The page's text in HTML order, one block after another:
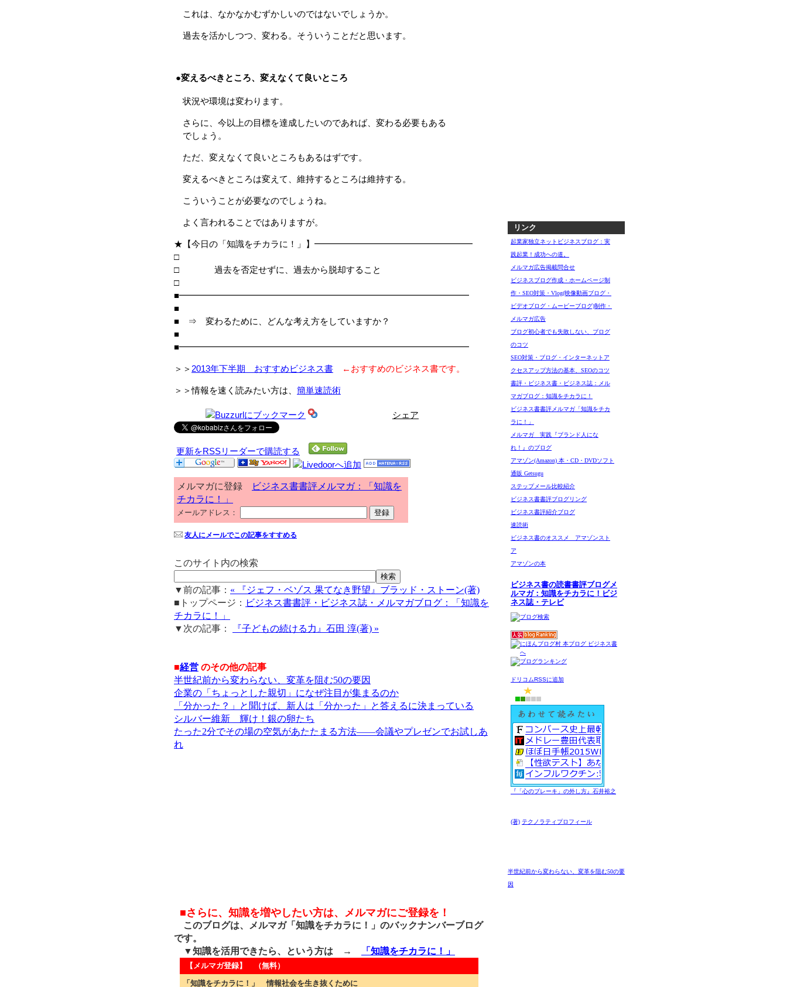
これは、なかなかむずかしいのではないでしょうか。
過去を活かしつつ、変わる。そういうことだと思います。
●変えるべきところ、変えなくて良いところ
状況や環境は変わります。
さらに、今以上の目標を達成したいのであれば、変わる必要もある
でしょう。
ただ、変えなくて良いところもあるはずです。
変えるべきところは変えて、維持するところは維持する。
こういうことが必要なのでしょうね。
よく言われることではありますが。
★【今日の「知識をチカラに！」】━━━━━━━━━━━━━━━━━━
□
□ 過去を否定せずに、過去から脱却すること
□
■━━━━━━━━━━━━━━━━━━━━━━━━━━━━━━━━━
■
■ ⇒ 変わるために、どんな考え方をしていますか？
■
■━━━━━━━━━━━━━━━━━━━━━━━━━━━━━━━━━
＞＞ 2013年下半期 おすすめビジネス書 ←おすすめのビジネス書です。
＞＞情報を速く読みたい方は、 簡単速読術
シェア
更新をRSSリーダーで購読する
メルマガに登録
ビジネス書書評メルマガ：「知識を
チカラに！」
メールアドレス：
友人にメールでこの記事をすすめる
このサイト内の検索
▼前の記事： « 『ジェフ・ベゾス 果てなき野望』ブラッド・ストーン(著)
■トップページ： ビジネス書書評・ビジネス誌・メルマガブログ：「知識を
チカラに！」
▼次の記事：
『子どもの続ける力』石田 淳(著) »
■経営 のその他の記事
半世紀前から変わらない、変革を阻む50の要因
企業の「ちょっとした親切」になぜ注目が集まるのか
「分かった？」と聞けば、新人は「分かった」と答えるに決まっている
シルバー維新 輝け！銀の卵たち
たった2分でその場の空気があたたまる方法――会議やプレゼンでお試しあ
れ
■さらに、知識を増やしたい方は、メルマガにご登録を！
このブログは、メルマガ「知識をチカラに！」のバックナンバーブログ
です。
▼知識を活用できたら、という方は →
「知識をチカラに！」
【メルマガ登録】 （無料）
「知識をチカラに！」 情報社会を生き抜くために
リンク
起業家独立ネットビジネスブログ：実
践起業！成功への道。
メルマガ広告掲載問合せ
ビジネスブログ作成・ホームページ制
作・SEO対策・Vlog(映像動画ブログ・
ビデオブログ・ムービーブログ)制作・
メルマガ広告
ブログ初心者でも失敗しない、ブログ
のコツ
SEO対策・ブログ・インターネットア
クセスアップ方法の基本、SEOのコツ
書評・ビジネス書・ビジネス誌：メル
マガブログ：知識をチカラに！
ビジネス書書評メルマガ「知識をチカ
ラに！」
メルマガ 実践『ブランド人にな
れ！』のブログ
アマゾン(Amazon) 本・CD・DVDソフト
通販 Getsugu
ステップメール比較紹介
ビジネス書書評ブログリング
ビジネス書評紹介ブログ
速読術
ビジネス書のオススメ アマゾンスト
ア
アマゾンの本
ビジネス書の読書書評ブログメ
ルマガ：知識をチカラに！ビジ
ネス誌・テレビ
ドリコムRSSに追加
『「心のブレーキ」の外し方』石井裕之
(著) テクノラティプロフィール
半世紀前から変わらない、変革を阻む50の要
因